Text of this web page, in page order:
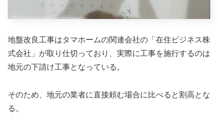
地盤改良工事はタマホームの関連会社の「在住ビジネス株
式会社」が取り仕切っており、実際に工事を施行するのは
地元の下請け工事となっている。
そのため、地元の業者に直接頼む場合に比べると割高とな
る。